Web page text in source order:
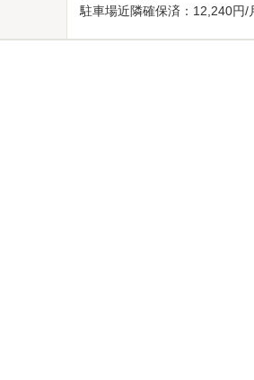
駐車場近隣確保済：12,240円/